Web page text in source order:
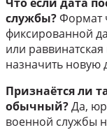
службы?Формат
фиксированной
или
назначить новую
Признаётся ли
обычный?Да,
военной службы